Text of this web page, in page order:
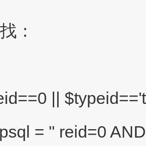
：
||
= " reid=0